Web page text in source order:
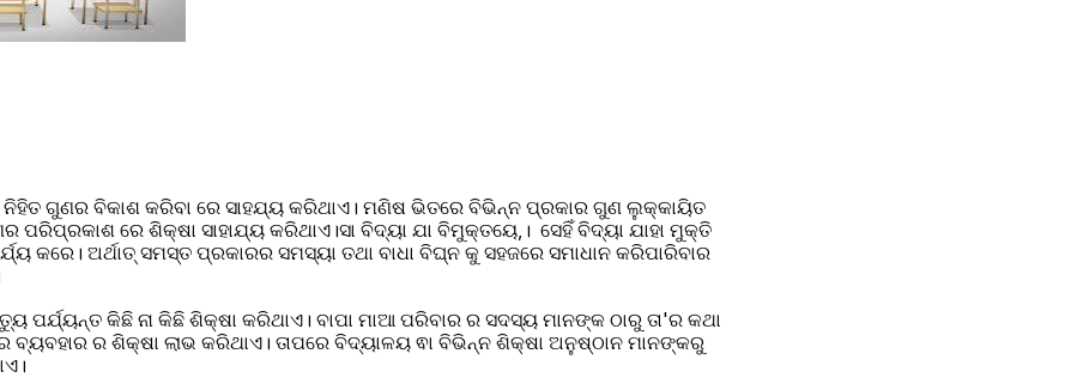
ଗୁଣର ବିକାଶ କରିବା ରେ ସାହଯ୍ୟ କରିଥାଏ। ମଣିଷ ଭିତରେ ବିଭିନ୍ନ ପ୍ରକାର ଗୁଣ ଲୁକ୍କାୟିତ
ରେ ଶିକ୍ଷା ସାହାଯ୍ୟ କରିଥାଏ।ସା ବିଦ୍ୟା ଯା ବିମୁକ୍ତୟେ,‌।  ସେହିଁ ବିଦ୍ୟା ଯାହା ମୁକ୍ତି
କରେ। ଅର୍ଥାତ୍ ସମସ୍ତ ପ୍ରକାରର ସମସ୍ୟା ତଥା ବାଧା ବିଘ୍ନ କୁ ସହଜରେ ସମାଧାନ କରିପାରିବାର
ପର୍ଯ୍ୟନ୍ତ କିଛି ନା କିଛି ଶିକ୍ଷା କରିଥାଏ। ବାପା ମାଆ ପରିବାର ର ସଦସ୍ୟ ମାନଙ୍କ ଠାରୁ ତା'ର କଥା
ବ୍ୟବହାର ର ଶିକ୍ଷା ଲାଭ କରିଥାଏ। ତାପରେ ବିଦ୍ୟାଳୟ ଵା ବିଭିନ୍ନ ଶିକ୍ଷା ଅନୁଷ୍ଠାନ ମାନଙ୍କରୁ